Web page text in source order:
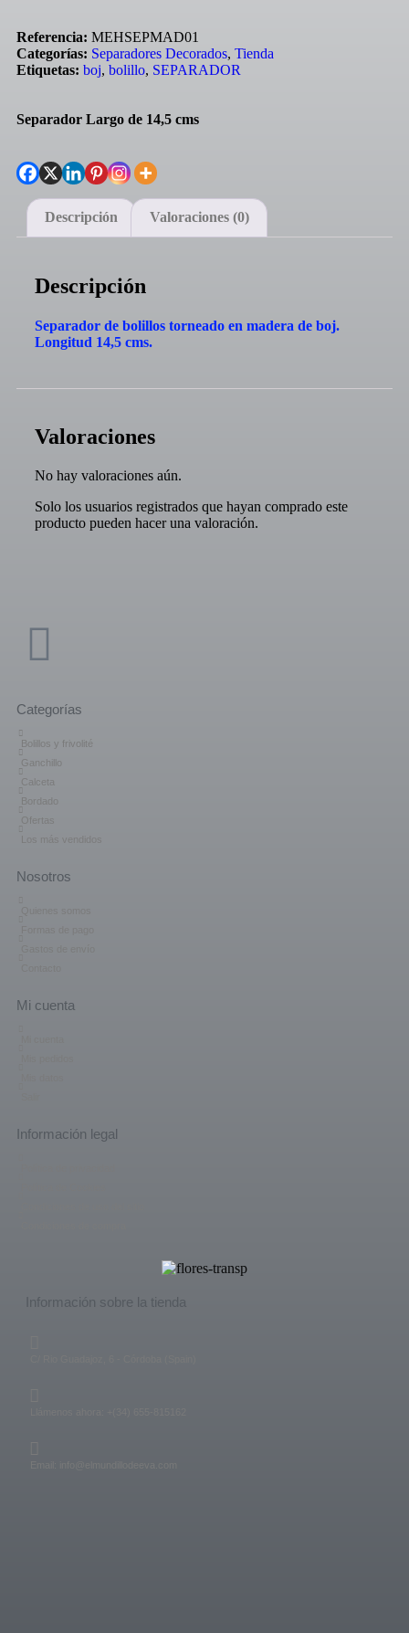
Referencia: MEHSEPMAD01
Categorías: Separadores Decorados, Tienda
Etiquetas: boj, bolillo, SEPARADOR
Separador Largo de 14,5 cms
Descripción Valoraciones (0)
Descripción
Separador de bolillos torneado en madera de boj.
Longitud 14,5 cms.
Valoraciones
No hay valoraciones aún.
Solo los usuarios registrados que hayan comprado este
producto pueden hacer una valoración.
Categorías
Bolillos y frivolité
Ganchillo
Calceta
Bordado
Ofertas
Los más vendidos
Nosotros
Mi cuenta
Información legal
Información sobre la tienda